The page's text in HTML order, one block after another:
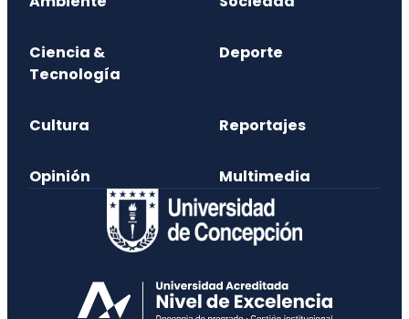
Ciencia &
Tecnología
Deporte
Cultura Reportajes
Opinión Multimedia